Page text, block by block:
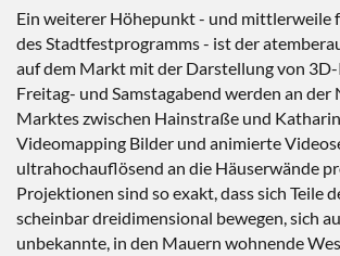
Ein weiterer Höhepunkt - und mittlerweile
des Stadtfestprogramms - ist der
auf dem Markt mit der Darstellung von
Freitag- und Samstagabend werden an der
Marktes zwischen Hainstraße und
Videomapping Bilder und animierte
ultrahochauflösend an die Häuserwände
Projektionen sind so exakt, dass sich Teile
scheinbar dreidimensional bewegen, sich
unbekannte, in den Mauern wohnende